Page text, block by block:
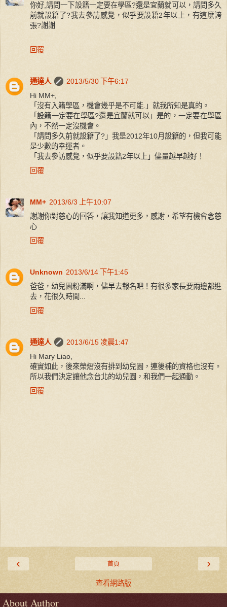
你好,請問一下設籍一定要在學區?還是宜蘭就可以，請問多久
前就設籍了?我去參訪感覺，似乎要設籍2年以上，有這麼誇
張?謝謝
回覆
通達人
2013/5/30 下午6:17
Hi MM+,
「沒有入籍學區，機會幾乎是不可能.」就我所知是真的。
「設籍一定要在學區?還是宜蘭就可以」是的，一定要在學區
內，不然一定沒機會。
「請問多久前就設籍了?」我是2012年10月設籍的，但我可能
是少數的幸運者。
「我去參訪感覺，似乎要設籍2年以上」儘量越早越好！
回覆
MM+ 2013/6/3 上午10:07
謝謝你對慈心的回答，讓我知道更多，感謝，希望有機會念慈
心
回覆
Unknown 2013/6/14 下午1:45
爸爸，幼兒園粉滿啊，儘早去報名吧！有很多家長要兩邊都進
去，花很久時間...
回覆
通達人
2013/6/15 凌晨1:47
Hi Mary Liao,
確實如此，後來榮熠沒有排到幼兒園，連後補的資格也沒有。
所以我們決定讓他念台北的幼兒園，和我們一起通勤。
回覆
‹ ›
首頁
查看網路版
About Author